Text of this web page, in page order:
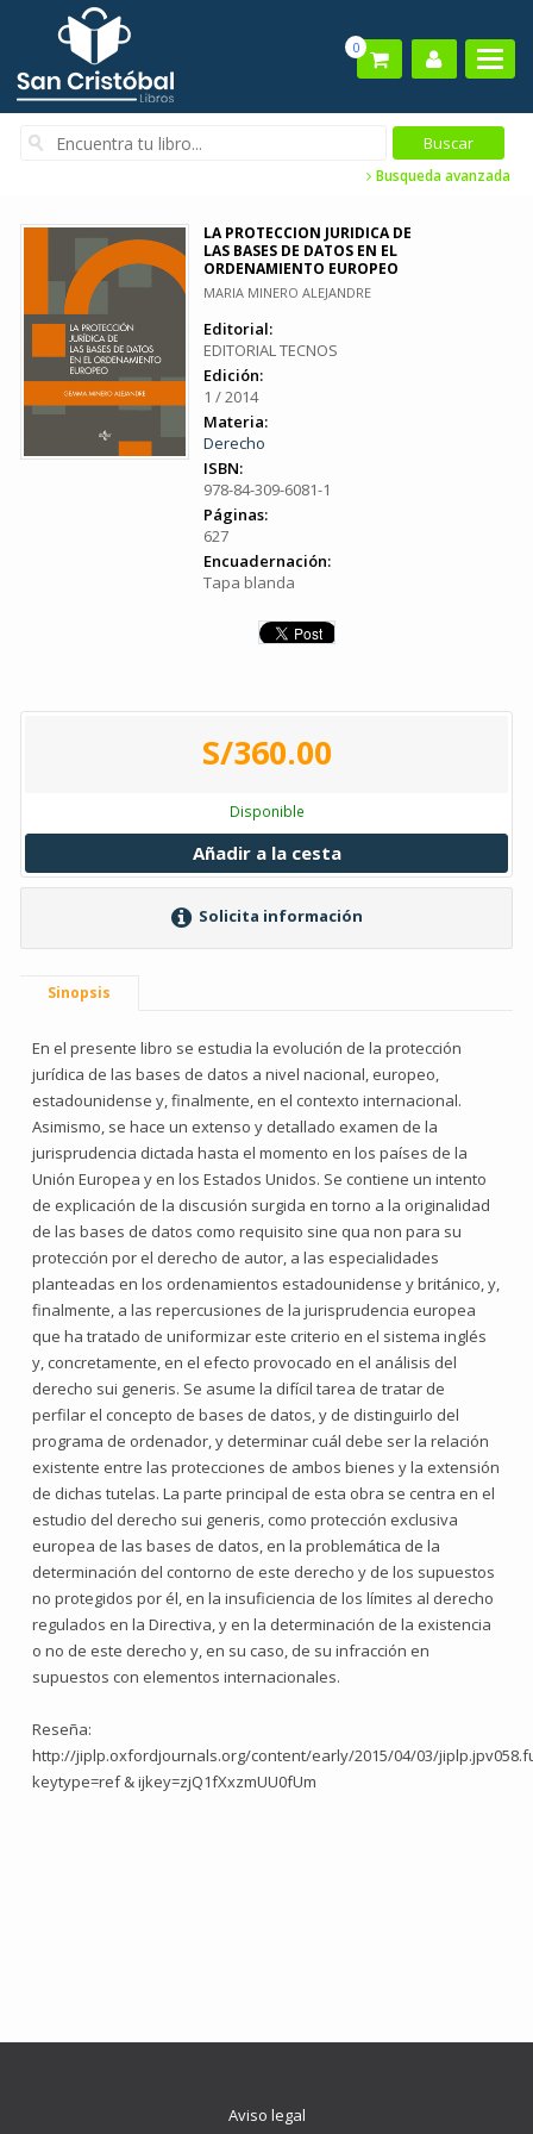
0
Busqueda avanzada
LA PROTECCION JURIDICA DE
LAS BASES DE DATOS EN EL
ORDENAMIENTO EUROPEO
MARIA MINERO ALEJANDRE
Editorial:
EDITORIAL TECNOS
Edición:
1 / 2014
Materia:
Derecho
ISBN:
978-84-309-6081-1
Páginas:
627
Encuadernación:
Tapa blanda
S/360.00
Disponible
Añadir a la cesta
Solicita información
Sinopsis
En el presente libro se estudia la evolución de la protección
jurídica de las bases de datos a nivel nacional, europeo,
estadounidense y, finalmente, en el contexto internacional.
Asimismo, se hace un extenso y detallado examen de la
jurisprudencia dictada hasta el momento en los países de la
Unión Europea y en los Estados Unidos. Se contiene un intento
de explicación de la discusión surgida en torno a la originalidad
de las bases de datos como requisito sine qua non para su
protección por el derecho de autor, a las especialidades
planteadas en los ordenamientos estadounidense y británico, y,
finalmente, a las repercusiones de la jurisprudencia europea
que ha tratado de uniformizar este criterio en el sistema inglés
y, concretamente, en el efecto provocado en el análisis del
derecho sui generis. Se asume la difícil tarea de tratar de
perfilar el concepto de bases de datos, y de distinguirlo del
programa de ordenador, y determinar cuál debe ser la relación
existente entre las protecciones de ambos bienes y la extensión
de dichas tutelas. La parte principal de esta obra se centra en el
estudio del derecho sui generis, como protección exclusiva
europea de las bases de datos, en la problemática de la
determinación del contorno de este derecho y de los supuestos
no protegidos por él, en la insuficiencia de los límites al derecho
regulados en la Directiva, y en la determinación de la existencia
o no de este derecho y, en su caso, de su infracción en
supuestos con elementos internacionales.
Reseña:
http://jiplp.oxfordjournals.org/content/early/2015/04/03/
keytype=ref & ijkey=zjQ1fXxzmUU0fUm
Aviso legal